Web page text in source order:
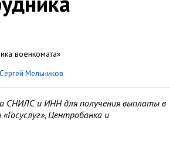
Сергей Мельников
СНИЛС и ИНН для получения выплаты в
Центробанка и